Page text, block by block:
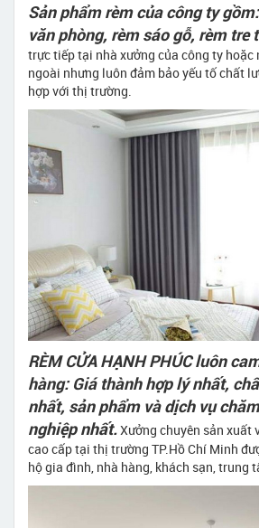
Sản phẩm rèm của công ty
văn phòng, rèm sáo gỗ, rèm tre
trực tiếp tại nhà xưởng của công ty hoặc
ngoài nhưng luôn đảm bảo yếu tố chất
hợp với thị trường.
RÈM CỬA HẠNH PHÚC luôn
hàng: Giá thành hợp lý nhất,
nhất, sản phẩm và dịch vụ
nghiệp nhất.Xưởng chuyên sản xuất
cao cấp tại thị trường TP.Hồ Chí Minh
hộ gia đình, nhà hàng, khách sạn, trung